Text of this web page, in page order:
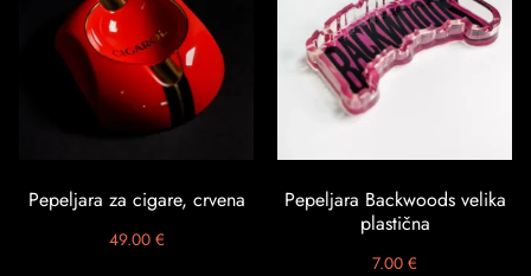
Pepeljara za cigare, crvena
49.00 €
Pepeljara Backwoods velika
plastična
7.00 €